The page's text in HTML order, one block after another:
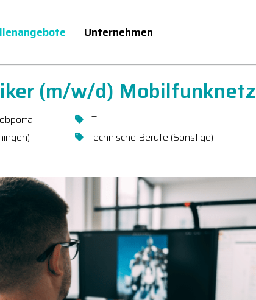
Unternehmen
(m/w/d)
IT
Technische Berufe (Sonstige)